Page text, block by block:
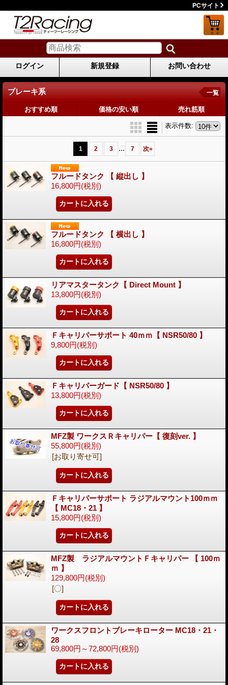
PCサイト
ログイン 新規登録 お問い合わせ
ブレーキ系 一覧
おすすめ順 価格の安い順 売れ筋順
表示件数:
1 2 3 ... 7 次»
フルードタンク 【 縦出し 】
16,800円(税別)
フルードタンク 【 横出し 】
16,800円(税別)
リアマスタータンク【 Direct Mount 】
13,800円(税別)
Ｆキャリパーサポート 40ｍｍ【 NSR50/80 】
9,800円(税別)
Ｆキャリパーガード【 NSR50/80 】
13,800円(税別)
MFZ製 ワークスＲキャリパー【 復刻ver. 】
55,800円(税別)
[お取り寄せ可]
Ｆキャリパーサポート ラジアルマウント100ｍｍ
【 MC18・21 】
15,800円(税別)
MFZ製 ラジアルマウントＦキャリパー 【 100ｍ
ｍ 】
129,800円(税別)
[〇]
ワークスフロントブレーキローター MC18・21・
28
69,800円～72,800円(税別)